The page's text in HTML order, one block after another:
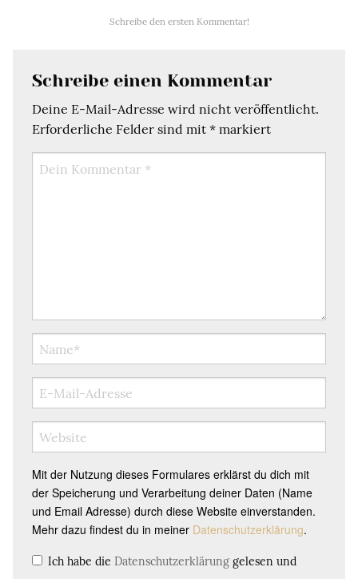
Schreibe den ersten Kommentar!
Schreibe einen Kommentar
Deine E-Mail-Adresse wird nicht veröffentlicht.
Erforderliche Felder sind mit * markiert
Mit der Nutzung dieses Formulares erklärst du dich mit
der Speicherung und Verarbeitung deiner Daten (Name
und Email Adresse) durch diese Website einverstanden.
Mehr dazu findest du in meiner Datenschutzerklärung.
Ich habe die Datenschutzerklärung gelesen und